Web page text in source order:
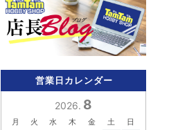
衛隊 オートバ
ト
営業日カレンダー
2026. 8
月 火 水 木 金 土
日